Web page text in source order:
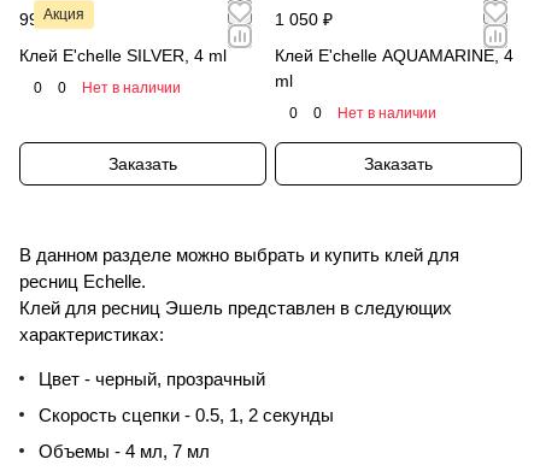
Акция
990 ₽
Клей E'chelle SILVER, 4 ml
0 0 Нет в наличии
Заказать
1 050 ₽
Клей E'chelle AQUAMARINE, 4
ml
0 0 Нет в наличии
Заказать
В данном разделе можно выбрать и купить клей для
ресниц Echelle.
Клей для ресниц Эшель представлен в следующих
характеристиках:
Цвет - черный, прозрачный
Скорость сцепки - 0.5, 1, 2 секунды
Объемы - 4 мл, 7 мл